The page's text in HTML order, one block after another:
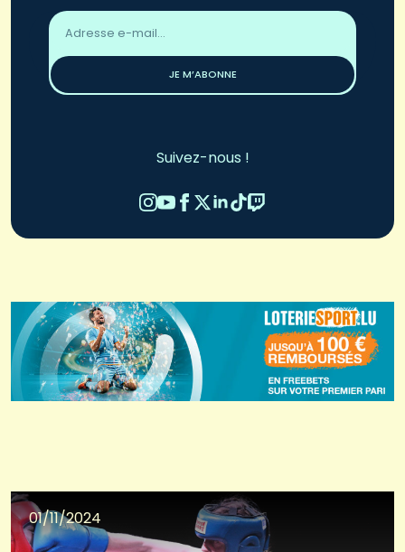
Adresse
email
JE M’ABONNE
Suivez-nous !
01/11/2024